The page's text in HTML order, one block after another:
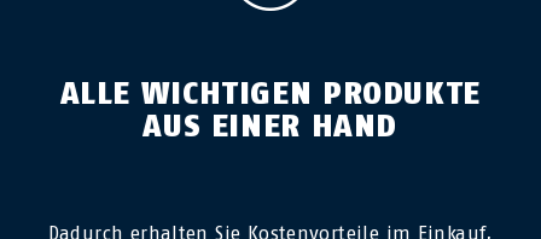
ALLE WICHTIGEN PRODUKTE
AUS EINER HAND
Dadurch erhalten Sie Kostenvorteile im Einkauf,